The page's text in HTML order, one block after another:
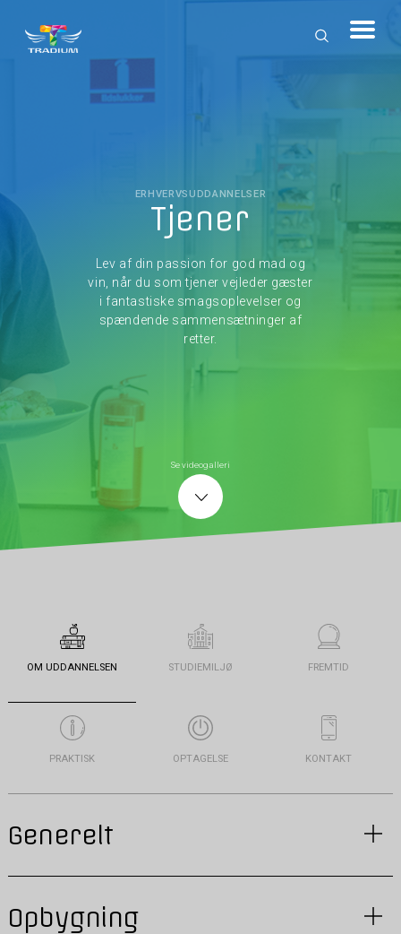
ERHVERVSUDDANNELSER
Tjener
Lev af din passion for god mad og
vin, når du som tjener vejleder gæster
i fantastiske smagsoplevelser og
spændende sammensætninger af
retter.
Se videogalleri
OM UDDANNELSEN STUDIEMILJØ FREMTID
PRAKTISK OPTAGELSE KONTAKT
Generelt
Opbygning